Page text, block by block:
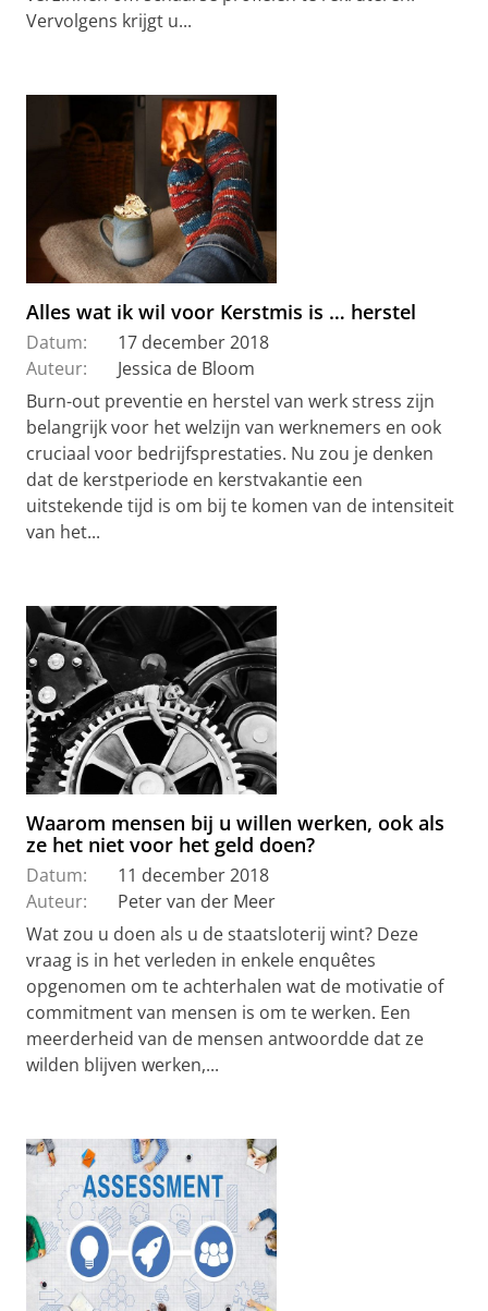
Vervolgens krijgt u...
Alles wat ik wil voor Kerstmis is … herstel
Datum:
17 december 2018
Auteur:
Jessica de Bloom
Burn-out preventie en herstel van werk stress zijn
belangrijk voor het welzijn van werknemers en ook
cruciaal voor bedrijfsprestaties. Nu zou je denken
dat de kerstperiode en kerstvakantie een
uitstekende tijd is om bij te komen van de intensiteit
van het...
Waarom mensen bij u willen werken, ook als
ze het niet voor het geld doen?
Datum:
11 december 2018
Auteur:
Peter van der Meer
Wat zou u doen als u de staatsloterij wint? Deze
vraag is in het verleden in enkele enquêtes
opgenomen om te achterhalen wat de motivatie of
commitment van mensen is om te werken. Een
meerderheid van de mensen antwoordde dat ze
wilden blijven werken,...